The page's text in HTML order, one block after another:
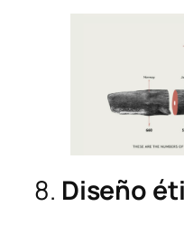
8. Diseño